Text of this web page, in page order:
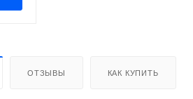
ОТЗЫВЫ КАК КУПИТЬ